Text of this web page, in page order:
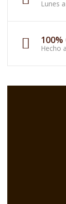
Lunes
Hecho